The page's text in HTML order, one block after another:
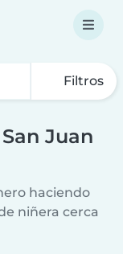
Filtros
Juan
haciendo
niñera cerca